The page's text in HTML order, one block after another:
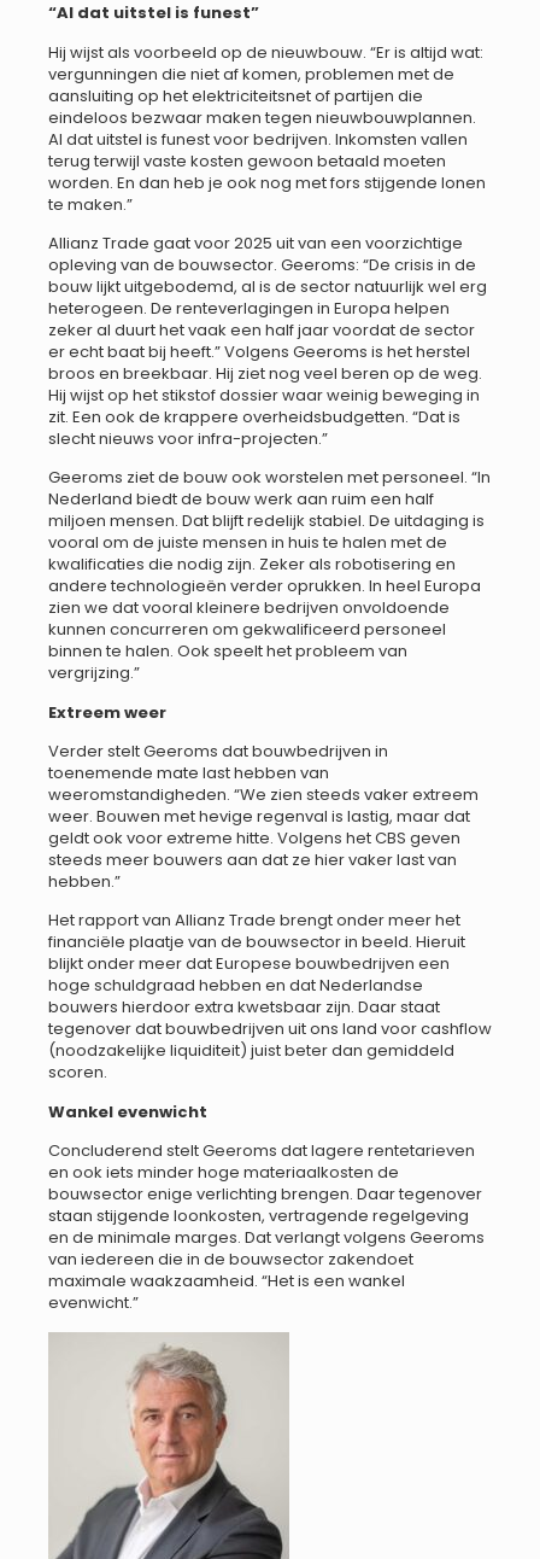
“Al dat uitstel is funest”
Hij wijst als voorbeeld op de nieuwbouw. “Er is altijd wat:
vergunningen die niet af komen, problemen met de
aansluiting op het elektriciteitsnet of partijen die
eindeloos bezwaar maken tegen nieuwbouwplannen.
Al dat uitstel is funest voor bedrijven. Inkomsten vallen
terug terwijl vaste kosten gewoon betaald moeten
worden. En dan heb je ook nog met fors stijgende lonen
te maken.”
Allianz Trade gaat voor 2025 uit van een voorzichtige
opleving van de bouwsector. Geeroms: “De crisis in de
bouw lijkt uitgebodemd, al is de sector natuurlijk wel erg
heterogeen. De renteverlagingen in Europa helpen
zeker al duurt het vaak een half jaar voordat de sector
er echt baat bij heeft.” Volgens Geeroms is het herstel
broos en breekbaar. Hij ziet nog veel beren op de weg.
Hij wijst op het stikstof dossier waar weinig beweging in
zit. Een ook de krappere overheidsbudgetten. “Dat is
slecht nieuws voor infra-projecten.”
Geeroms ziet de bouw ook worstelen met personeel. “In
Nederland biedt de bouw werk aan ruim een half
miljoen mensen. Dat blijft redelijk stabiel. De uitdaging is
vooral om de juiste mensen in huis te halen met de
kwalificaties die nodig zijn. Zeker als robotisering en
andere technologieën verder oprukken. In heel Europa
zien we dat vooral kleinere bedrijven onvoldoende
kunnen concurreren om gekwalificeerd personeel
binnen te halen. Ook speelt het probleem van
vergrijzing.”
Extreem weer
Verder stelt Geeroms dat bouwbedrijven in
toenemende mate last hebben van
weeromstandigheden. “We zien steeds vaker extreem
weer. Bouwen met hevige regenval is lastig, maar dat
geldt ook voor extreme hitte. Volgens het CBS geven
steeds meer bouwers aan dat ze hier vaker last van
hebben.”
Het rapport van Allianz Trade brengt onder meer het
financiële plaatje van de bouwsector in beeld. Hieruit
blijkt onder meer dat Europese bouwbedrijven een
hoge schuldgraad hebben en dat Nederlandse
bouwers hierdoor extra kwetsbaar zijn. Daar staat
tegenover dat bouwbedrijven uit ons land voor cashflow
(noodzakelijke liquiditeit) juist beter dan gemiddeld
scoren.
Wankel evenwicht
Concluderend stelt Geeroms dat lagere rentetarieven
en ook iets minder hoge materiaalkosten de
bouwsector enige verlichting brengen. Daar tegenover
staan stijgende loonkosten, vertragende regelgeving
en de minimale marges. Dat verlangt volgens Geeroms
van iedereen die in de bouwsector zakendoet
maximale waakzaamheid. “Het is een wankel
evenwicht.”